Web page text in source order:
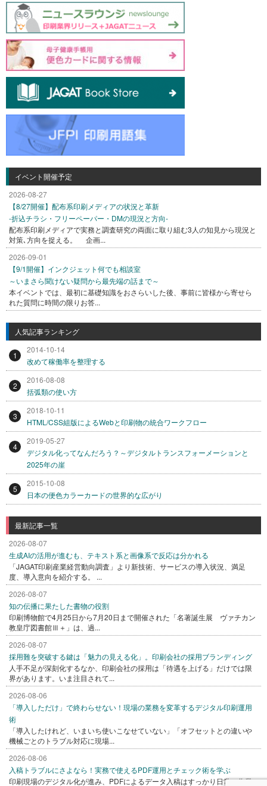
イベント開催予定
2026-08-27
【8/27開催】配布系印刷メディアの状況と革新
-折込チラシ・フリーペーパー・DMの現況と方向-
配布系印刷メディアで実務と調査研究の両面に取り組む3人の知見から現況と
対策､方向を捉える。 企画...
2026-09-01
【9/1開催】インクジェット何でも相談室
～いまさら聞けない疑問から最先端の話まで～
本イベントでは、最初に基礎知識をおさらいした後、事前に皆様から寄せら
れた質問に時間の限りお答...
人気記事ランキング
1
2014-10-14
改めて稼働率を整理する
2
2016-08-08
括弧類の使い方
3
2018-10-11
HTML/CSS組版によるWebと印刷物の統合ワークフロー
4
2019-05-27
デジタル化ってなんだろう？～デジタルトランスフォーメーションと
2025年の崖
5
2015-10-08
日本の便色カラーカードの世界的な広がり
最新記事一覧
2026-08-07
生成AIの活用が進むも、テキスト系と画像系で反応は分かれる
「JAGAT印刷産業経営動向調査」より新技術、サービスの導入状況、満足
度、導入意向を紹介する。 ...
2026-08-07
知の伝播に果たした書物の役割
印刷博物館で4月25日から7月20日まで開催された「名著誕生展 ヴァチカン
教皇庁図書館Ⅲ＋」は、過...
2026-08-07
採用難を突破する鍵は「魅力の見える化」。印刷会社の採用ブランディング
人手不足が深刻化するなか、印刷会社の採用は「待遇を上げる」だけでは限
界があります。いま注目されて...
2026-08-06
「導入しただけ」で終わらせない！現場の業務を変革するデジタル印刷運用
術
「導入したけれど、いまいち使いこなせていない」「オフセットとの違いや
機械ごとのトラブル対応に現場...
2026-08-06
入稿トラブルにさよなら！実務で使えるPDF運用とチェック術を学ぶ
印刷現場のデジタル化が進み、PDFによるデータ入稿はすっかり日常の作業